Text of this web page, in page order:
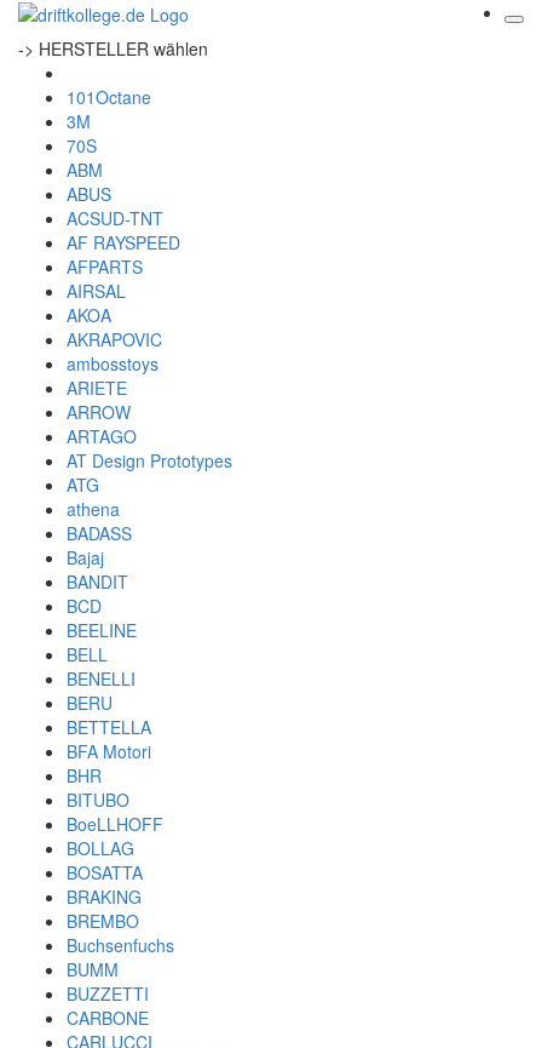
-> HERSTELLER wählen
101Octane
3M
70S
ABM
ABUS
ACSUD-TNT
AF RAYSPEED
AFPARTS
AIRSAL
AKOA
AKRAPOVIC
ambosstoys
ARIETE
ARROW
ARTAGO
AT Design Prototypes
ATG
athena
BADASS
Bajaj
BANDIT
BCD
BEELINE
BELL
BENELLI
BERU
BETTELLA
BFA Motori
BHR
BITUBO
BoeLLHOFF
BOLLAG
BOSATTA
BRAKING
BREMBO
Buchsenfuchs
BUMM
BUZZETTI
CARBONE
CARLUCCI